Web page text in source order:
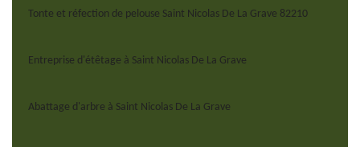
Tonte et réfection de pelouse Saint Nicolas De La Grave 82210
Entreprise d'étêtage à Saint Nicolas De La Grave
Abattage d'arbre à Saint Nicolas De La Grave